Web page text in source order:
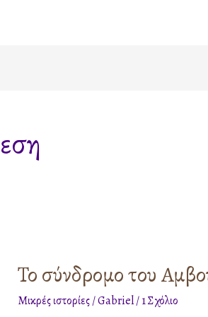
Το σύνδρομο του
Μικρές ιστορίες/Gabriel/1 Σχόλιο
Το
του